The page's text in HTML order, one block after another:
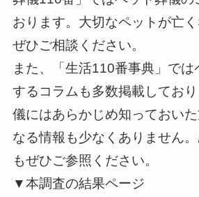
おります。大切なペットが亡く
ぜひご相談ください。
また、「生活110番事典」では
するコラムも多数掲載してお
儀にはあらかじめ知っておい
なる情報も少なくありません
もぜひご参照ください。
▼本調査の結果ページ